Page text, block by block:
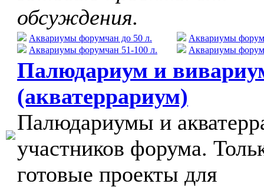
обсуждения.
Аквариумы форумчан до 50 л.
Аквариумы форумчан 51-100 л.
Аквариумы
Аквариумы
Палюдариум и
(акватеррариум)
Палюдариумы и
участников форума.
готовые проекты для